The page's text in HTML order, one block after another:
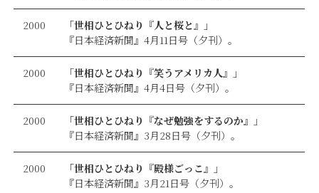
2000
「世相ひとひねり『人と桜と』」
『日本経済新聞』4月11日号（夕刊）。
2000
「世相ひとひねり『笑うアメリカ人』」
『日本経済新聞』4月4日号（夕刊）。
2000
「世相ひとひねり『なぜ勉強をするのか』」
『日本経済新聞』3月28日号（夕刊）。
2000
「世相ひとひねり『殿様ごっこ』」
『日本経済新聞』3月21日号（夕刊）。